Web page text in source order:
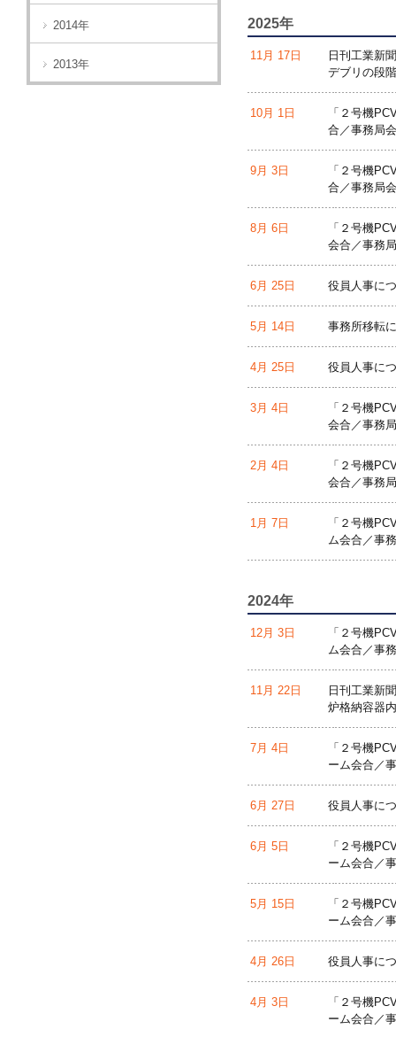
2014年
2013年
2025年
11月 17日
日刊工業新
デブリの段
10月 1日
「２号機
合／事務局
9月 3日
「２号機
合／事務局
8月 6日
「２号機
会合／事務
6月 25日 役員人事に
5月 14日 事務所移転
4月 25日 役員人事に
3月 4日
「２号機
会合／事務
2月 4日
「２号機
会合／事務
1月 7日
「２号機
ム会合／事
2024年
12月 3日
「２号機
ム会合／事
11月 22日
日刊工業新
炉格納容器
7月 4日
「２号機
ーム会合／
6月 27日 役員人事に
6月 5日
「２号機
ーム会合／
5月 15日
「２号機
ーム会合／
4月 26日 役員人事に
4月 3日
「２号機
ーム会合／